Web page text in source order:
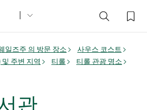
일즈주 의 방문 장소
사우스 코스트
주변 지역
티롤
티롤 관광 명소
관